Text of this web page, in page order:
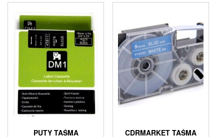
PUTY TAŚMA CDRMARKET TAŚMA